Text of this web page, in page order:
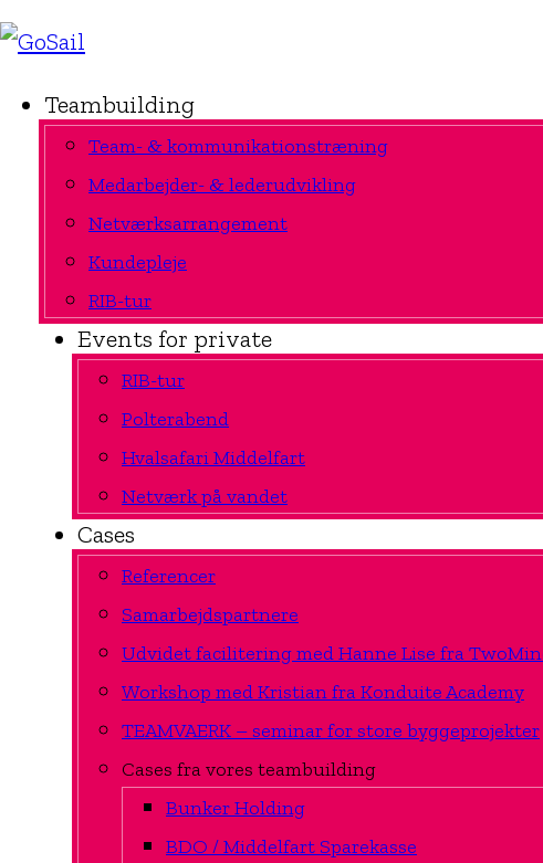
Teambuilding
Team- & kommunikationstræning
Medarbejder- & lederudvikling
Netværksarrangement
Kundepleje
RIB-tur
Events for private
RIB-tur
Polterabend
Hvalsafari Middelfart
Netværk på vandet
Cases
Referencer
Samarbejdspartnere
Udvidet facilitering med Hanne Lise fra
Workshop med Kristian fra Konduite Academy
TEAMVAERK – seminar for store byggeprojekter
Cases fra vores teambuilding
Bunker Holding
BDO / Middelfart Sparekasse